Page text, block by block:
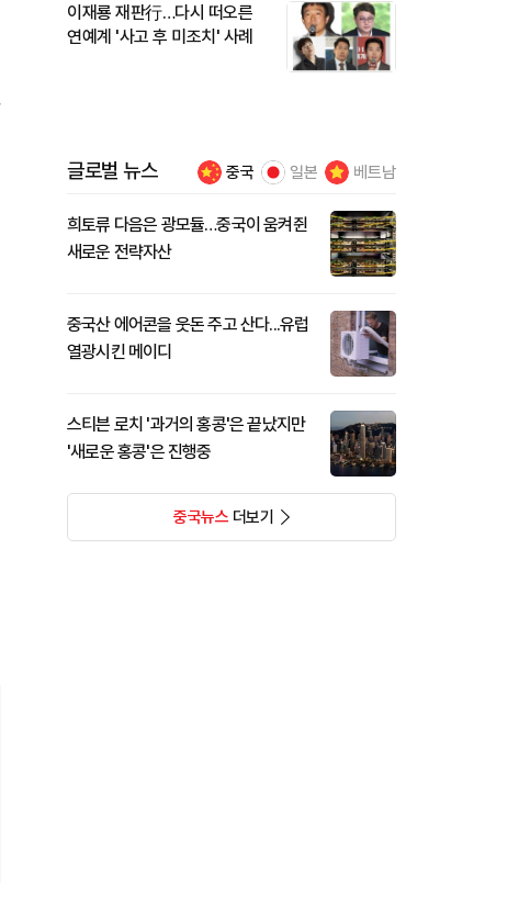
이재룡 재판行…다시 떠오른
연예계 '사고 후 미조치' 사례
글로벌 뉴스 중국 일본 베트남
희토류 다음은 광모듈…중국이 움켜쥔
새로운 전략자산
중국산 에어콘을 웃돈 주고 산다...유럽
열광시킨 메이디
스티븐 로치 '과거의 홍콩'은 끝났지만
'새로운 홍콩'은 진행중
중국뉴스더보기